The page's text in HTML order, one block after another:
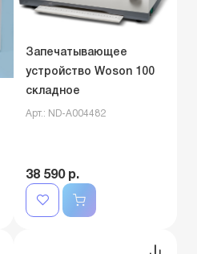
Запечатывающее
устройство Woson 100
складное
Арт.: ND-A004482
38 590 р.